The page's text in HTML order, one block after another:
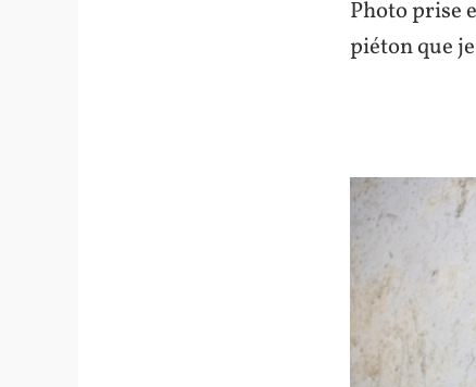
Photo prise
piéton que